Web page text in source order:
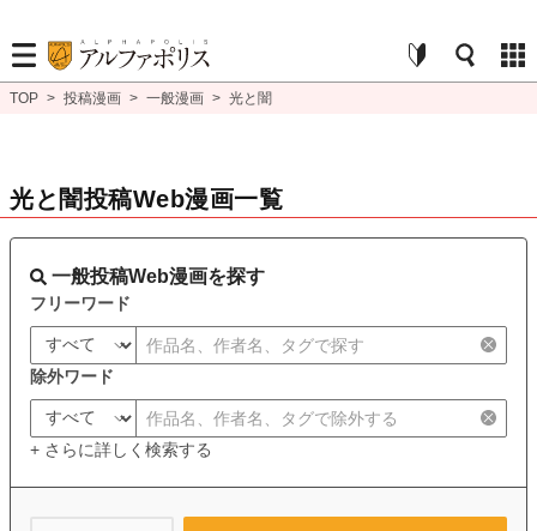
TOP > 投稿漫画 > 一般漫画 > 光と闇
光と闇投稿Web漫画一覧
一般投稿Web漫画を探す
フリーワード
除外ワード
+ さらに詳しく検索する